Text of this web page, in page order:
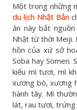
Một trong những
du lịch Nhật Bản
ăn này bắt
Nhật từ thời Meiji.
hồn của xứ sở
Soba hay Somen.
kiểu mì tươi, mì
xương bò, xương
hành tây. Mì
lát, rau tươi, trứng